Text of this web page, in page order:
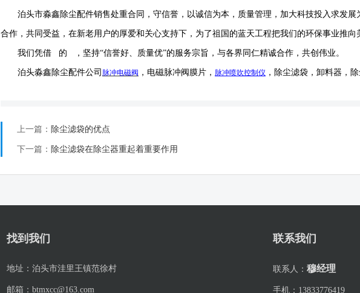
泊头市淼鑫除尘配件销售处重合同，守信誉，以诚信为本，质量管理，加大科技投入求发
合作，共同受益，在新老用户的厚爱和关心支持下，为了祖国的蓝天工程把我们的环保事业推向
我们凭借 的 ，坚持“信誉好、质量优”的服务宗旨，与各界同仁精诚合作，共创伟业。
泊头淼鑫除尘配件公司 脉冲电磁阀 ，电磁脉冲阀膜片， 脉冲喷吹控制仪 ，除尘滤袋，卸料器，除
上一篇： 除尘滤袋的优点
下一篇： 除尘滤袋在除尘器重起着重要作用
找到我们
地址： 泊头市洼里王镇范徐村
邮箱： btmxcc@163.com
联系我们
联系人： 穆经理
手机： 13833776419